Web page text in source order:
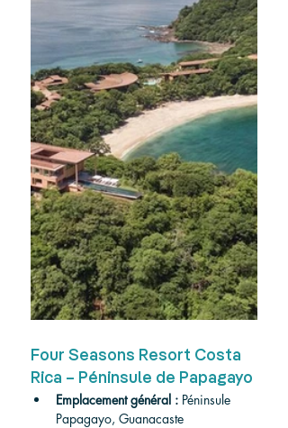
Four Seasons Resort Costa
Rica – Péninsule de Papagayo
Emplacement général : Péninsule
Papagayo, Guanacaste